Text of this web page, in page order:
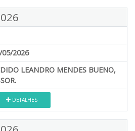
05/2026
LEANDRO MENDES BUENO,
DETALHES